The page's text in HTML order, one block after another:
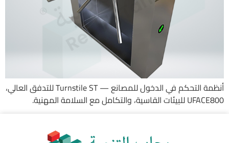
أنظمة التحكم في الدخول للمصانع — Turnstile ST للتدفق العالي،
UFACE800 للبيئات القاسية، والتكامل مع السلامة المهنية.